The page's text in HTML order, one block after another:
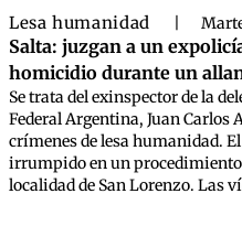
Lesa humanidad
Salta: juzgan a un
homicidio durante un
Se trata del exinspector de la
Federal Argentina, Juan Carlos
crímenes de lesa humanidad.
irrumpido en un
localidad de San Lorenzo. Las